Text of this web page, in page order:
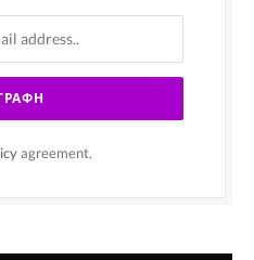
agreement.